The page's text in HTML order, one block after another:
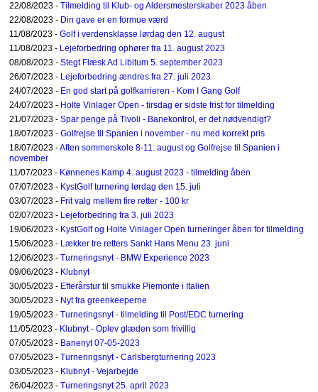
22/08/2023 - Tilmelding til Klub- og Aldersmesterskaber 2023 åben
22/08/2023 - Din gave er en formue værd
11/08/2023 - Golf i verdensklasse lørdag den 12. august
11/08/2023 - Lejeforbedring ophører fra 11. august 2023
08/08/2023 - Stegt Flæsk Ad Libitum 5. september 2023
26/07/2023 - Lejeforbedring ændres fra 27. juli 2023
24/07/2023 - En god start på golfkarrieren - Kom I Gang Golf
24/07/2023 - Holte Vinlager Open - tirsdag er sidste frist for tilmelding
21/07/2023 - Spar penge på Tivoli - Banekontrol, er det nødvendigt?
18/07/2023 - Golfrejse til Spanien i november - nu med korrekt pris
18/07/2023 -Aften sommerskole 8-11. august og Golfrejse til Spanien i
november
11/07/2023 - Kønnenes Kamp 4. august 2023 - tilmelding åben
07/07/2023 - KystGolf turnering lørdag den 15. juli
03/07/2023 - Frit valg mellem fire retter - 100 kr
02/07/2023 - Lejeforbedring fra 3. juli 2023
19/06/2023 - KystGolf og Holte Vinlager Open turneringer åben for tilmelding
15/06/2023 - Lækker tre retters Sankt Hans Menu 23. juni
12/06/2023 - Turneringsnyt - BMW Experience 2023
09/06/2023 - Klubnyt
30/05/2023 - Efterårstur til smukke Piemonte i Italien
30/05/2023 - Nyt fra greenkeeperne
19/05/2023 - Turneringsnyt - tilmelding til Post/EDC turnering
11/05/2023 - Klubnyt - Oplev glæden som frivillig
07/05/2023 - Banenyt 07-05-2023
07/05/2023 - Turneringsnyt - Carlsbergturnering 2023
03/05/2023 - Klubnyt - Vejarbejde
26/04/2023 - Turneringsnyt 25. april 2023